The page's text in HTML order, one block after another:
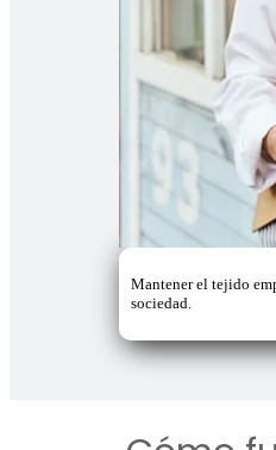
Mantener el tejido
sociedad.